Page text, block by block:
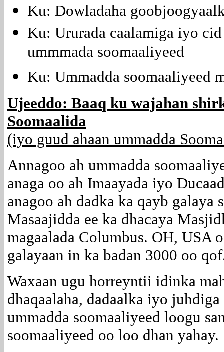
Ku: Dowladaha
Ku: Ururada caalamiga iyo
ummmada soomaaliyeed
Ku: Ummadda soomaaliyeed
Ujeeddo: Baaq ku wajahan
Soomaalida
(iyo guud ahaan ummadda
Annagoo ah ummadda
anaga oo ah Imaayada iyo
anagoo ah dadka ka qayb galaya
Masaajidda ee ka dhacaya
magaalada Columbus. OH, USA
galayaan in ka badan 3000 oo
Waxaan ugu horreyntii idinka
dhaqaalaha, dadaalka iyo
ummadda soomaaliyeed loogu
soomaaliyeed oo loo dhan yahay.